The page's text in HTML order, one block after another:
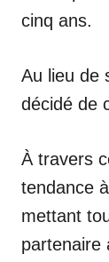
cinq ans.
Au lieu de
décidé de
À travers
tendance
mettant
partenaire